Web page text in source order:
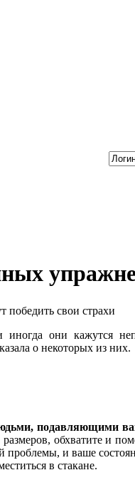
иногда они кажутся
о некоторых из них.
подавляющими
обхватите и
и ваше
в стакане.